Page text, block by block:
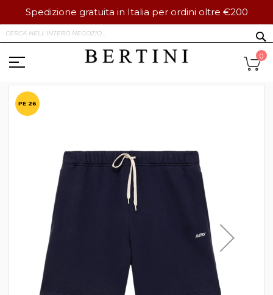
Spedizione gratuita in Italia per ordini oltre €200
al
contenuto
0
alla
fine
PE 26